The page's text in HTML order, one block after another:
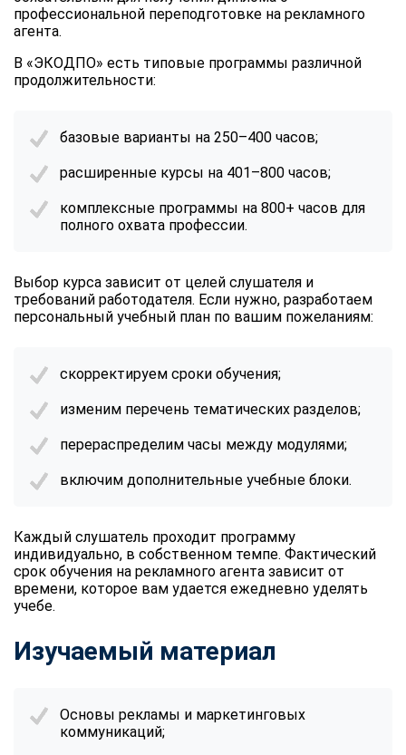
профессиональной переподготовке на рекламного
агента.
В «ЭКОДПО» есть типовые программы различной
продолжительности:
базовые варианты на 250–400 часов;
расширенные курсы на 401–800 часов;
комплексные программы на 800+ часов для
полного охвата профессии.
Выбор курса зависит от целей слушателя и
требований работодателя. Если нужно, разработаем
персональный учебный план по вашим пожеланиям:
скорректируем сроки обучения;
изменим перечень тематических разделов;
перераспределим часы между модулями;
включим дополнительные учебные блоки.
Каждый слушатель проходит программу
индивидуально, в собственном темпе. Фактический
срок обучения на рекламного агента зависит от
времени, которое вам удается ежедневно уделять
учебе.
Изучаемый материал
Основы рекламы и маркетинговых
коммуникаций;